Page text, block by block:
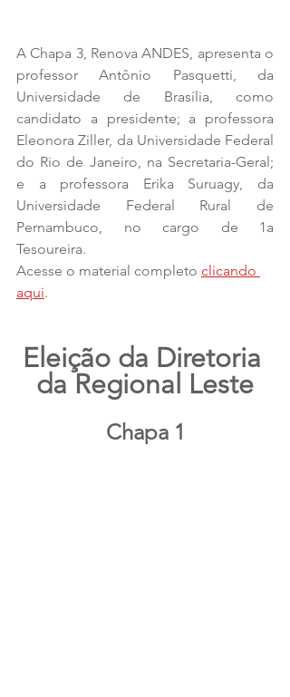
A Chapa 3, Renova ANDES, apresenta o
professor Antônio Pasquetti, da
Universidade de Brasília, como
candidato a presidente; a professora
Eleonora Ziller, da Universidade Federal
do Rio de Janeiro, na Secretaria-Geral;
e a professora Erika Suruagy, da
Universidade Federal Rural de
Pernambuco, no cargo de 1a
Tesoureira.
Acesse o material completo clicando
aqui.
Eleição da Diretoria
da Regional Leste
Chapa 1